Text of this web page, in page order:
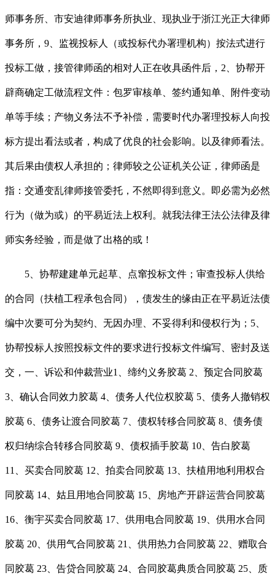
师事务所、市安迪律师事务所执业、现执业于浙江光正大律师
事务所，9、监视投标人（或投标代办署理机构）按法式进行
投标工做，接管律师函的相对人正在收具函件后，2、协帮开
辟商确定工做流程文件：包罗审核单、签约通知单、附件变动
单等手续；产物义务法不予补偿，需要时代办署理投标人向投
标方提出看法或者，构成了优良的社会影响。以及律师看法。
其后果由债权人承担的；律师较之公证机关公证，律师函是
指：交通变乱律师接管委托，不然即得到意义。即必需为必然
行为（做为或）的平易近法上权利。就我法律王法公法律及律
师实务经验，而是做了出格的或！
5、协帮建建单元起草、点窜投标文件；审查投标人供给
的合同（扶植工程承包合同），债发生的缘由正在平易近法债
编中次要可分为契约、无因办理、不妥得利和侵权行为；5、
协帮投标人按照投标文件的要求进行投标文件编写、密封及送
交，一、诉讼和仲裁营业1、缔约义务胶葛 2、预定合同胶葛
3、确认合同效力胶葛 4、债务人代位权胶葛 5、债务人撤销权
胶葛 6、债务让渡合同胶葛 7、债权转移合同胶葛 8、债务债
权归纳综合转移合同胶葛 9、债权插手胶葛 10、告白胶葛
11、买卖合同胶葛 12、拍卖合同胶葛 13、扶植用地利用权合
同胶葛 14、姑且用地合同胶葛 15、房地产开辟运营合同胶葛
16、衡宇买卖合同胶葛 17、供用电合同胶葛 19、供用水合同
胶葛 20、供用气合同胶葛 21、供用热力合同胶葛 22、赠取合
同胶葛 23、告贷合同胶葛 24、合同胶葛典质合同胶葛 25、质